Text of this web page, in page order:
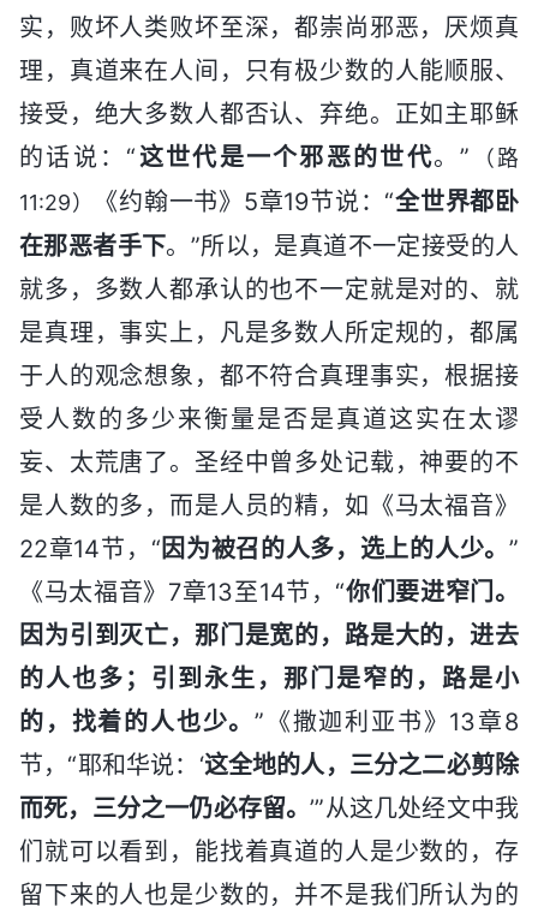
实，败坏人类败坏至深，都崇尚邪恶，厌烦真
理，真道来在人间，只有极少数的人能顺服、
接受，绝大多数人都否认、弃绝。正如主耶稣
的话说：“ 这世代是一个邪恶的世代。” （路
11:29）
《约翰一书》5章19节说：“全世界都卧
在那恶者手下。”所以，是真道不一定接受的人
就多，多数人都承认的也不一定就是对的、就
是真理，事实上，凡是多数人所定规的，都属
于人的观念想象，都不符合真理事实，根据接
受人数的多少来衡量是否是真道这实在太谬
妄、太荒唐了。圣经中曾多处记载，神要的不
是人数的多，而是人员的精，如《马太福音》
22章14节，“因为被召的人多，选上的人少。 ”
《马太福音》7章13至14节，“你们要进窄门。
因为引到灭亡，那门是宽的，路是大的，进去
的人也多；引到永生，那门是窄的，路是小
的，找着的人也少。”《撒迦利亚书》13章8
节，“耶和华说：‘这全地的人，三分之二必剪除
而死，三分之一仍必存留。’”从这几处经文中我
们就可以看到，能找着真道的人是少数的，存
留下来的人也是少数的，并不是我们所认为的